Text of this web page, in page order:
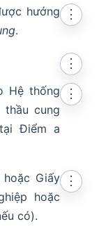
hướng
.
⋮
⋮
Hệ thống
cung
Điểm a
⋮
hoặc Giấy
hoặc
có).
⋮